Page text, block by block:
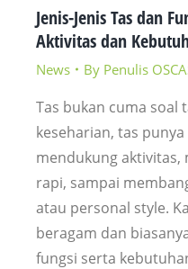
Jenis-Jenis Tas dan
Aktivitas dan
News By Penulis
Tas bukan cuma soal
keseharian, tas
mendukung aktivitas,
rapi, sampai
atau personal style.
beragam dan
fungsi serta